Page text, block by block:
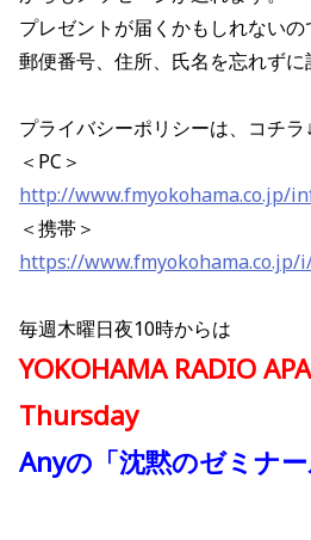
プレゼントが届くかもしれないの
郵便番号、住所、氏名を忘れず
プライバシーポリシーは、コチラ↓
＜PC＞
http://www.fmyokohama.co.jp/
＜携帯＞
https://www.fmyokohama.co.jp/
毎週木曜日夜10時からは
YOKOHAMA RADIO
Thursday
Anyの「沈黙のゼミナー